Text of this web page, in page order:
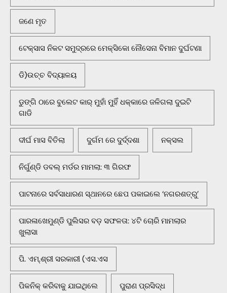
ଜଣେ ମୃତ
ଟେକ୍ସାସ ନିକଟ ସମୁଦ୍ରରେ ମେକ୍ସିକୋ ନୌସେନା ବିମାନ ଦୁର୍ଘଟଣା
ଡି)ଉଚ୍ଚ ବିଦ୍ୟାଳୟ
ଡୁଙ୍ଗି ଠାରେ ବୁଲେଟ କାର୍ ମୁହାଁ ମୁହିଁ ଧକ୍କାରେ ଜଳିଗଲା ଦୁଇଟି
ଗାଡି
ଦୀର୍ଘ ମାସ ବିତିଲା ଦୁର୍ଗମ ରେ ଦୁର୍ଦ୍ଦଶା ନକ୍ସଲ
ନିର୍ଗୁଣ୍ଡି ଡବଲ୍ ମର୍ଡର ମାମଲା: ୩ ଗିରଫ
ପାଟନାରେ ସର୍ବସାଧାରଣ ସ୍ଥାନରେ ଛେପ ପକାଇଲେ ‘ନଗରଶତ୍ରୁ’
ପାରଳାଖେମୁଣ୍ଡି ପୁଲିସର ବଡ଼ ସଫଳତା: ୪ଟି ଚୋରି ମାମଲାର
ଖୁଲାସା
ପି. ଏମ୍.ଶ୍ରୀ ସରକାରୀ (ଏସ.ଏସ
ପିକନିକ୍‌ କରିବାକୁ ଯାଇଥିଲେ ପୁରାଣ ପ୍ରସିଦ୍ଧ